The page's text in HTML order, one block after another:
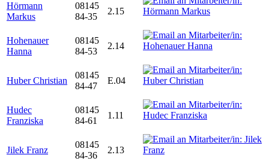
Hörmann
Markus
08145
84-35
2.15
Hohenauer
Hanna
08145
84-53
2.14
Huber Christian
08145
84-47
E.04
Hudec
Franziska
08145
84-61
1.11
Jilek Franz
08145
84-36
2.13